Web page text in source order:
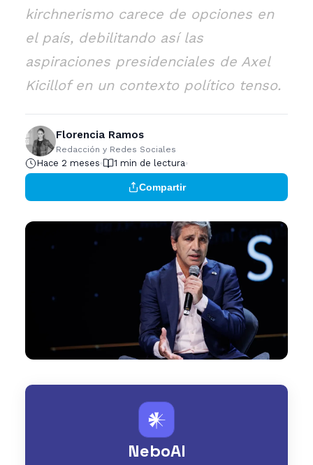
kirchnerismo carece de opciones en
el país, debilitando así las
aspiraciones presidenciales de Axel
Kicillof en un contexto político tenso.
Florencia Ramos
Redacción y Redes Sociales
Hace 2 meses 1 min de lectura
Compartir
𒀭
NeboAI